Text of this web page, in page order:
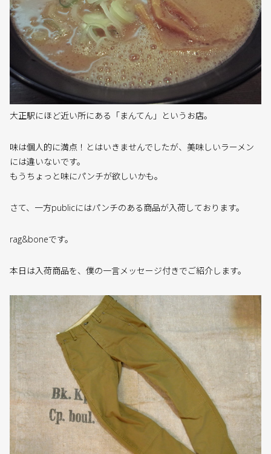
大正駅にほど近い所にある「まんてん」というお店。
味は個人的に満点！とはいきませんでしたが、美味しいラーメン
には違いないです。
もうちょっと味にパンチが欲しいかも。
さて、一方publicにはパンチのある商品が入荷しております。
rag&boneです。
本日は入荷商品を、僕の一言メッセージ付きでご紹介します。